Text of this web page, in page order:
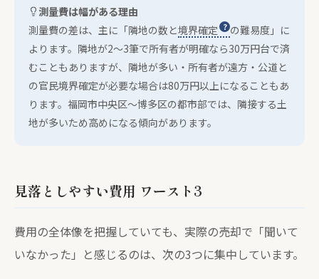
測量費は幅がある理由
測量費の差は、主に「隣地の数と境界確定
の難易度」に
よります。隣地が2〜3筆で所有者が明確なら30万円台で済
むこともありますが、隣地が多い・所有者が遠方・公道と
の官民境界確定が必要な場合は80万円以上になることもあ
ります。福岡市中央区〜博多区の都市部では、隣接する土
地が多いため高めになる傾向があります。
見落としやすい費用 ワースト3
費用の全体像を把握していても、実際の売却で「聞いて
いなかった」と感じるのは、次の3つに集中しています。